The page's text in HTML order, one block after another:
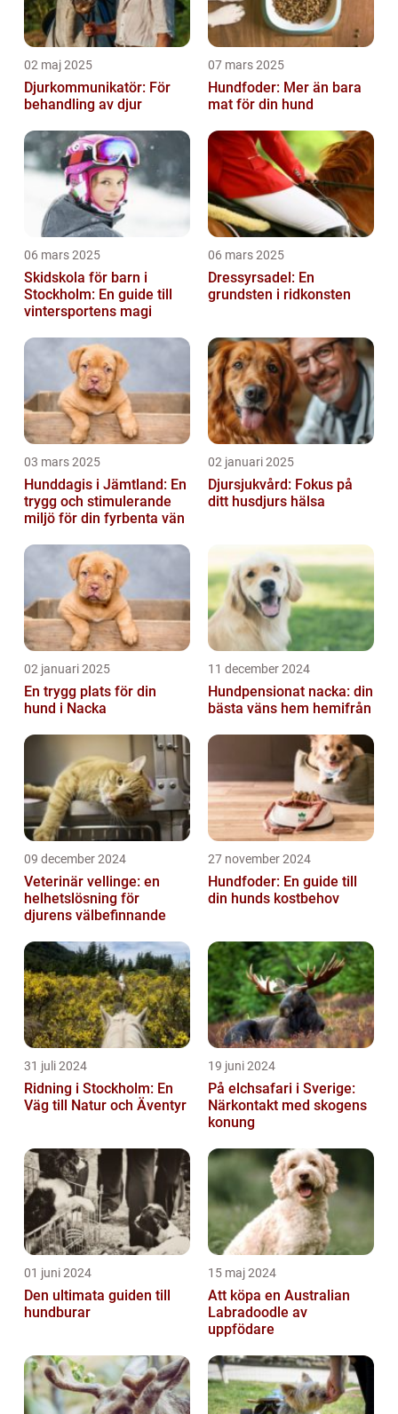
02 maj 2025
Djurkommunikatör: För
behandling av djur
07 mars 2025
Hundfoder: Mer än bara
mat för din hund
06 mars 2025
Skidskola för barn i
Stockholm: En guide till
vintersportens magi
06 mars 2025
Dressyrsadel: En
grundsten i ridkonsten
03 mars 2025
Hunddagis i Jämtland: En
trygg och stimulerande
miljö för din fyrbenta vän
02 januari 2025
Djursjukvård: Fokus på
ditt husdjurs hälsa
02 januari 2025
En trygg plats för din
hund i Nacka
11 december 2024
Hundpensionat nacka: din
bästa väns hem hemifrån
09 december 2024
Veterinär vellinge: en
helhetslösning för
djurens välbefinnande
27 november 2024
Hundfoder: En guide till
din hunds kostbehov
31 juli 2024
Ridning i Stockholm: En
Väg till Natur och Äventyr
19 juni 2024
På elchsafari i Sverige:
Närkontakt med skogens
konung
01 juni 2024
Den ultimata guiden till
hundburar
15 maj 2024
Att köpa en Australian
Labradoodle av
uppfödare